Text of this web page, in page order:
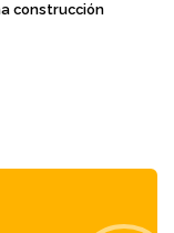
construcción